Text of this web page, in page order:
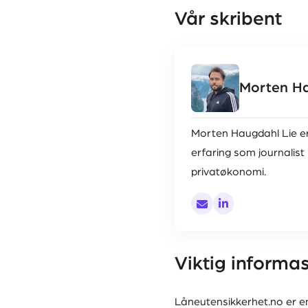
Vår skribent
Morten
Morten Haugdahl Lie
erfaring som journalist
privatøkonomi.
Viktig
Låneutensikkerhet.no er